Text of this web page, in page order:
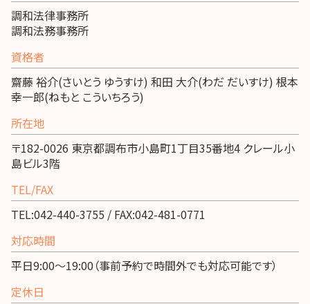
調和法律事務所
調和法務事務所
資格者
齋藤 裕介(さいとう ゆうすけ) 和田 大介(わだ だいすけ) 根本
幸一郎(ねもと こういちろう)
所在地
〒182-0026 東京都調布市小島町1丁目35番地4 クレール小
島ビル3階
TEL/FAX
TEL:042-440-3755 / FAX:042-481-0771
対応時間
平日9:00～19:00（事前予約で時間外でも対応可能です）
定休日